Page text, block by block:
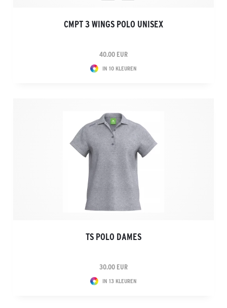
CMPT 3 WINGS POLO UNISEX
40.00 EUR
IN 10 KLEUREN
TS POLO DAMES
30.00 EUR
IN 13 KLEUREN